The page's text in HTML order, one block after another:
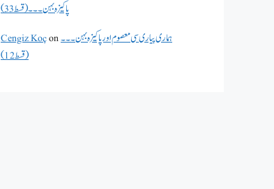
پاکیزہ بہن۔۔۔(قسط33)
Cengiz Koçonہماری پیاری سی معصوم اور پاکیزہ بہن۔۔۔
(قسط12)